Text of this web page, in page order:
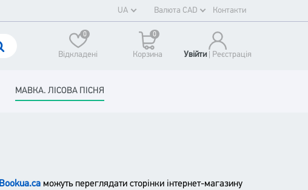
UA Валюта CAD Контакти
Відкладені
0
Корзина
0
Увійти | Реєстрaція
МАВКА. ЛІСОВА ПІСНЯ
Bookua.ca можуть переглядати сторінки інтернет-магазину